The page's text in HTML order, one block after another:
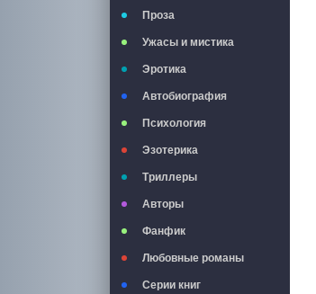
Проза
Ужасы и мистика
Эротика
Автобиография
Психология
Эзотерика
Триллеры
Авторы
Фанфик
Любовные романы
Серии книг